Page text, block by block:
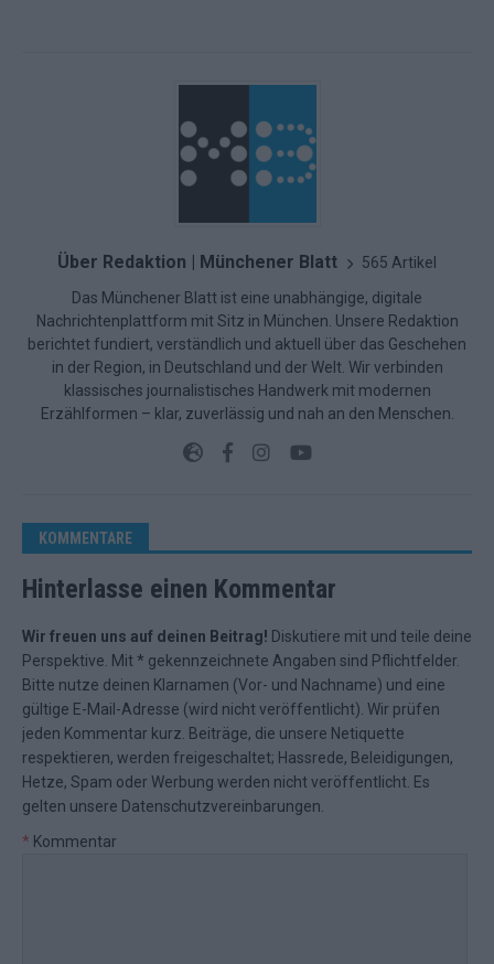
Über Redaktion | Münchener Blatt 565 Artikel
Das Münchener Blatt ist eine unabhängige, digitale
Nachrichtenplattform mit Sitz in München. Unsere Redaktion
berichtet fundiert, verständlich und aktuell über das Geschehen
in der Region, in Deutschland und der Welt. Wir verbinden
klassisches journalistisches Handwerk mit modernen
Erzählformen – klar, zuverlässig und nah an den Menschen.
KOMMENTARE
Hinterlasse einen Kommentar
Wir freuen uns auf deinen Beitrag! Diskutiere mit und teile deine
Perspektive. Mit * gekennzeichnete Angaben sind Pflichtfelder.
Bitte nutze deinen Klarnamen (Vor- und Nachname) und eine
gültige E-Mail-Adresse (wird nicht veröffentlicht). Wir prüfen
jeden Kommentar kurz. Beiträge, die unsere Netiquette
respektieren, werden freigeschaltet; Hassrede, Beleidigungen,
Hetze, Spam oder Werbung werden nicht veröffentlicht. Es
gelten unsere Datenschutzvereinbarungen
* Kommentar